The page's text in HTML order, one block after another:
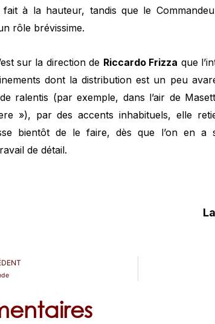
à la hauteur, tandis que le
rôle brévissime.
sur la direction de Riccardo Frizza que
dont la distribution est un peu
ralentis (par exemple, dans l’air de
»), par des accents inhabituels, elle
bientôt de le faire, dès que l’on en a
de détail.